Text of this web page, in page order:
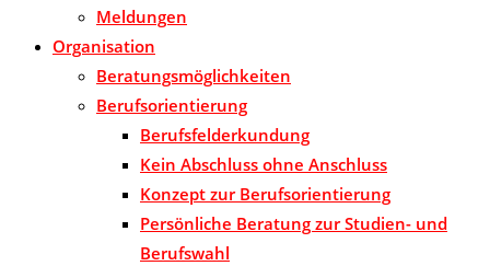
Meldungen
Organisation
Beratungsmöglichkeiten
Berufsorientierung
Berufsfelderkundung
Kein Abschluss ohne Anschluss
Konzept zur Berufsorientierung
Persönliche Beratung zur Studien- und
Berufswahl